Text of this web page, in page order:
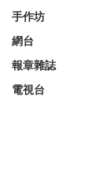
手作坊
網台
報章雜誌
電視台